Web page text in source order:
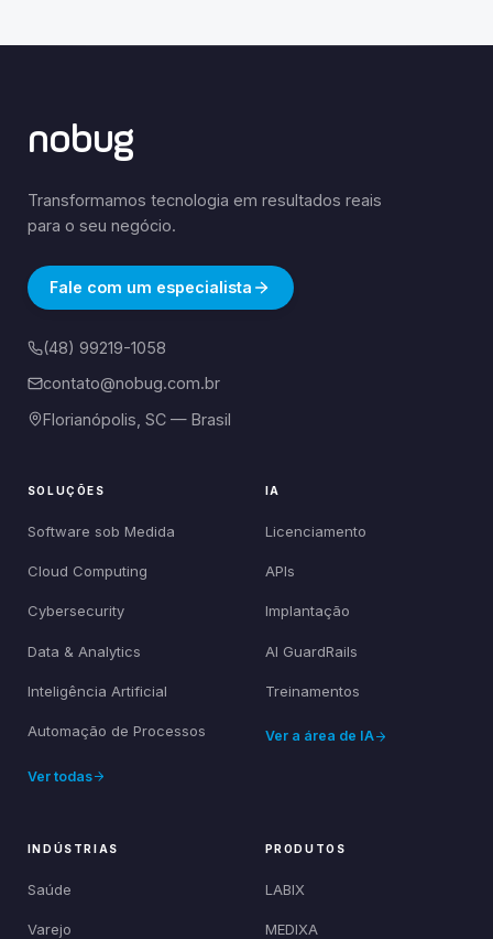
nobug
Transformamos tecnologia em resultados reais
para o seu negócio.
Fale com um especialista
(48) 99219-1058
contato@nobug.com.br
Florianópolis, SC — Brasil
SOLUÇÕES
Software sob Medida
Cloud Computing
Cybersecurity
Data & Analytics
Inteligência Artificial
Automação de Processos
Ver todas
IA
Licenciamento
APIs
Implantação
AI GuardRails
Treinamentos
Ver a área de IA
INDÚSTRIAS
Saúde
Varejo
PRODUTOS
LABIX
MEDIXA